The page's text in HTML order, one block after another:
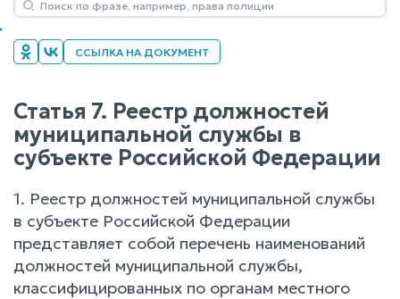
ССЫЛКА НА ДОКУМЕНТ
Статья 7. Реестр должностей
муниципальной службы в
субъекте Российской Федерации
1. Реестр должностей муниципальной службы
в субъекте Российской Федерации
представляет собой перечень наименований
должностей муниципальной службы,
классифицированных по органам местного